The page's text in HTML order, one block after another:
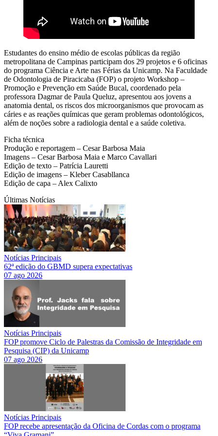
Estudantes do ensino médio de escolas públicas da região
metropolitana de Campinas participam dos 29 projetos e 6 oficinas
do programa Ciência e Arte nas Férias da Unicamp. Na Faculdade
de Odontologia de Piracicaba (FOP) o projeto Workshop –
Promoção e Prevenção em Saúde Bucal, coordenado pela
professora Dagmar de Paula Queluz, apresentou aos jovens a
anatomia dental, os riscos dos microorganismos que provocam as
cáries e as reações químicas que geram problemas odontológicos,
além de noções sobre a radiologia dental e a saúde coletiva.
Ficha técnica
Produção e reportagem – Cesar Barbosa Maia
Imagens – Cesar Barbosa Maia e Marco Cavallari
Edição de texto – Patrícia Lauretti
Edição de imagens – Kleber Casabllanca
Edição de capa – Alex Calixto
Últimas Notícias
Notícias Principais
62ª edição do GBMD supera expectativas
07 ago 2026
Notícias Principais
FOP promove Ciclo de Palestras da Comissão de Integridade em
Pesquisa (CIP) da Unicamp
07 ago 2026
Notícias Principais
FOP recebe apresentação da Oficina de Cordas com o programa